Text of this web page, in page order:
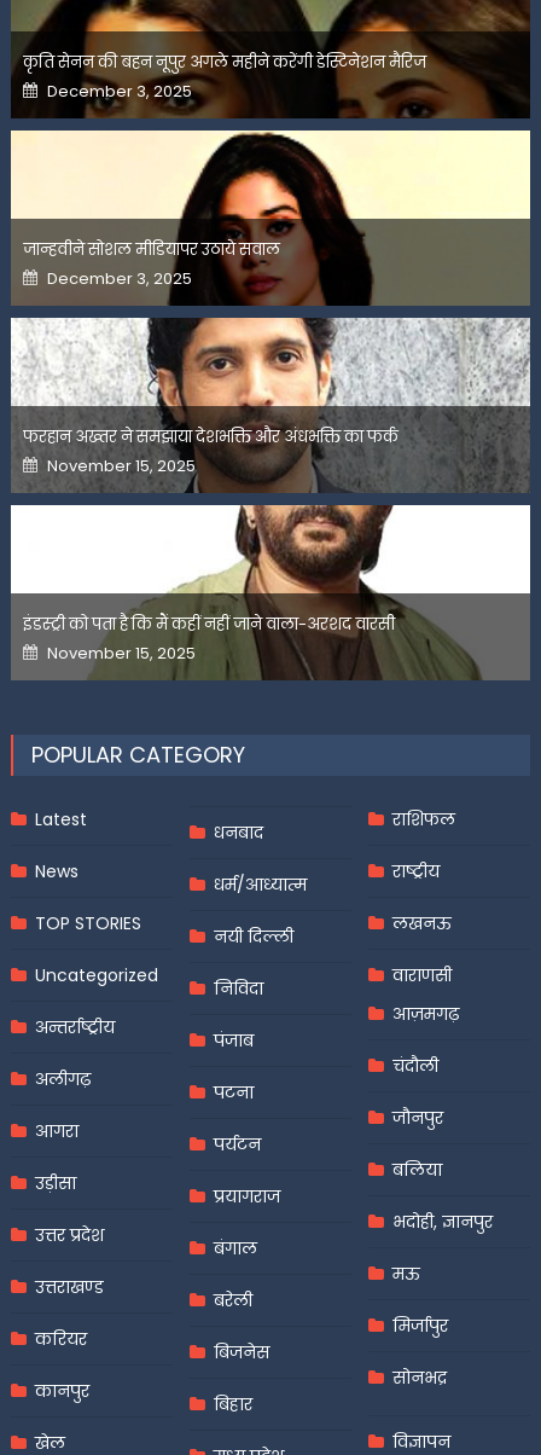
कृति सेनन की बहन नूपुर अगले महीने करेंगी डेस्टिनेशन मैरिज
Posted
on
December 3, 2025
जान्हवीने सोशल मीडियापर उठाये सवाल
Posted
on
December 3, 2025
फरहान अख्तर ने समझाया देशभक्ति और अंधभक्ति का फर्क
Posted
on
November 15, 2025
इंडस्ट्री को पता है कि मैं कहीं नहीं जाने वाला-अरशद वारसी
Posted
on
November 15, 2025
POPULAR CATEGORY
Latest
News
TOP STORIES
Uncategorized
अन्तर्राष्ट्रीय
अलीगढ़
आगरा
उड़ीसा
उत्तर प्रदेश
उत्तराखण्ड
करियर
कानपुर
खेल
धनबाद
धर्म/आध्यात्म
नयी दिल्ली
निविदा
पंजाब
पटना
पर्यटन
प्रयागराज
बंगाल
बरेली
बिजनेस
बिहार
राशिफल
राष्ट्रीय
लखनऊ
वाराणसी
आज़मगढ़
चंदौली
जौनपुर
बलिया
भदोही, ज्ञानपुर
मऊ
मिर्जापुर
सोनभद्र
विज्ञापन